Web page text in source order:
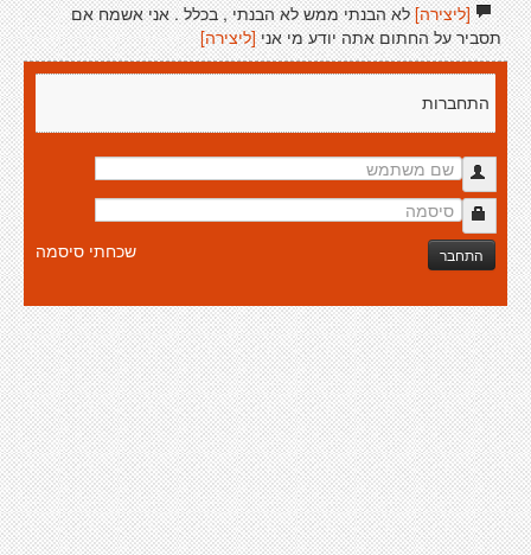
[ליצירה]לא הבנתי ממש לא הבנתי , בכלל . אני אשמח אם
תסביר על החתום אתה יודע מי אני [ליצירה]
התחברות
התחבר שכחתי סיסמה